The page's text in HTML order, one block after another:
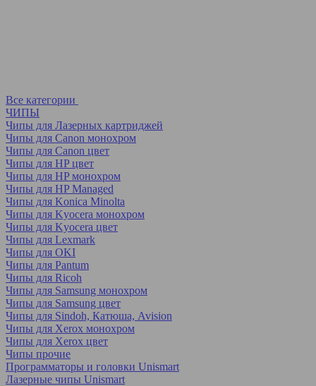
Все категории
ЧИПЫ
Чипы для Лазерных картриджей
Чипы для Canon монохром
Чипы для Canon цвет
Чипы для HP цвет
Чипы для HP монохром
Чипы для HP Managed
Чипы для Konica Minolta
Чипы для Kyocera монохром
Чипы для Kyocera цвет
Чипы для Lexmark
Чипы для OKI
Чипы для Pantum
Чипы для Ricoh
Чипы для Samsung монохром
Чипы для Samsung цвет
Чипы для Sindoh, Катюша, Avision
Чипы для Xerox монохром
Чипы для Xerox цвет
Чипы прочие
Программаторы и головки Unismart
Лазерные чипы Unismart